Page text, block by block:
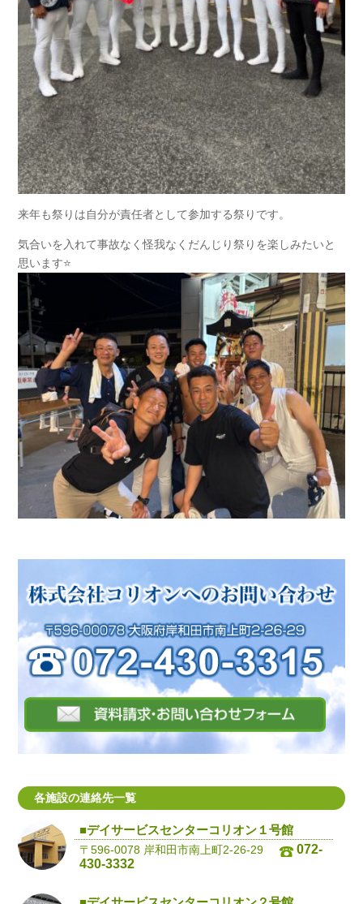
来年も祭りは自分が責任者として参加する祭りです。
気合いを入れて事故なく怪我なくだんじり祭りを楽しみたいと
思います⭐️
各施設の連絡先一覧
■デイサービスセンターコリオン１号館
〒596-0078 岸和田市南上町2-26-29
072-
430-3332